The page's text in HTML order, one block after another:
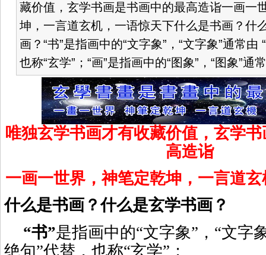
藏价值，玄学书画是书画中的最高造诣一画一
坤，一言道玄机，一语惊天下什么是书画？什
画？“书”是指画中的“文字象”，“文字象”通常由
也称“玄学”；“画”是指画中的“图象”，“图象”通
唯独玄学书画才有收藏价值，玄学
高造诣
一画一世界，神笔定乾坤，一言道
什么是书画？什么是玄学书画？
“书”是指画中的“文字象”，“文字
绝句”代替，也称“玄学”；